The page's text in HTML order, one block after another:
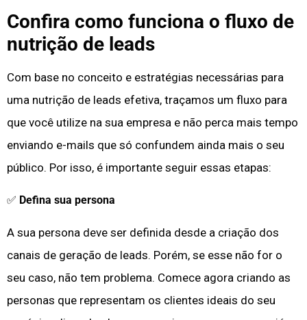
Confira como funciona o fluxo de
nutrição de leads
Com base no conceito e estratégias necessárias para
uma nutrição de leads efetiva, traçamos um fluxo para
que você utilize na sua empresa e não perca mais tempo
enviando e-mails que só confundem ainda mais o seu
público. Por isso, é importante seguir essas etapas:
✅ Defina sua persona
A sua persona deve ser definida desde a criação dos
canais de geração de leads. Porém, se esse não for o
seu caso, não tem problema. Comece agora criando as
personas que representam os clientes ideais do seu